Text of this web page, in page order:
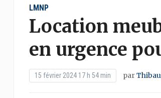
LMNP
Location
en urgence
15 février 2024 17 h 54 min par